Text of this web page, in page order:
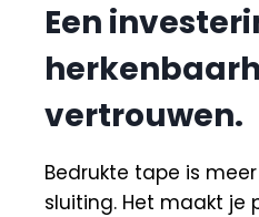
Een
vertrouwen.
Bedrukte tape is
sluiting. Het maakt je